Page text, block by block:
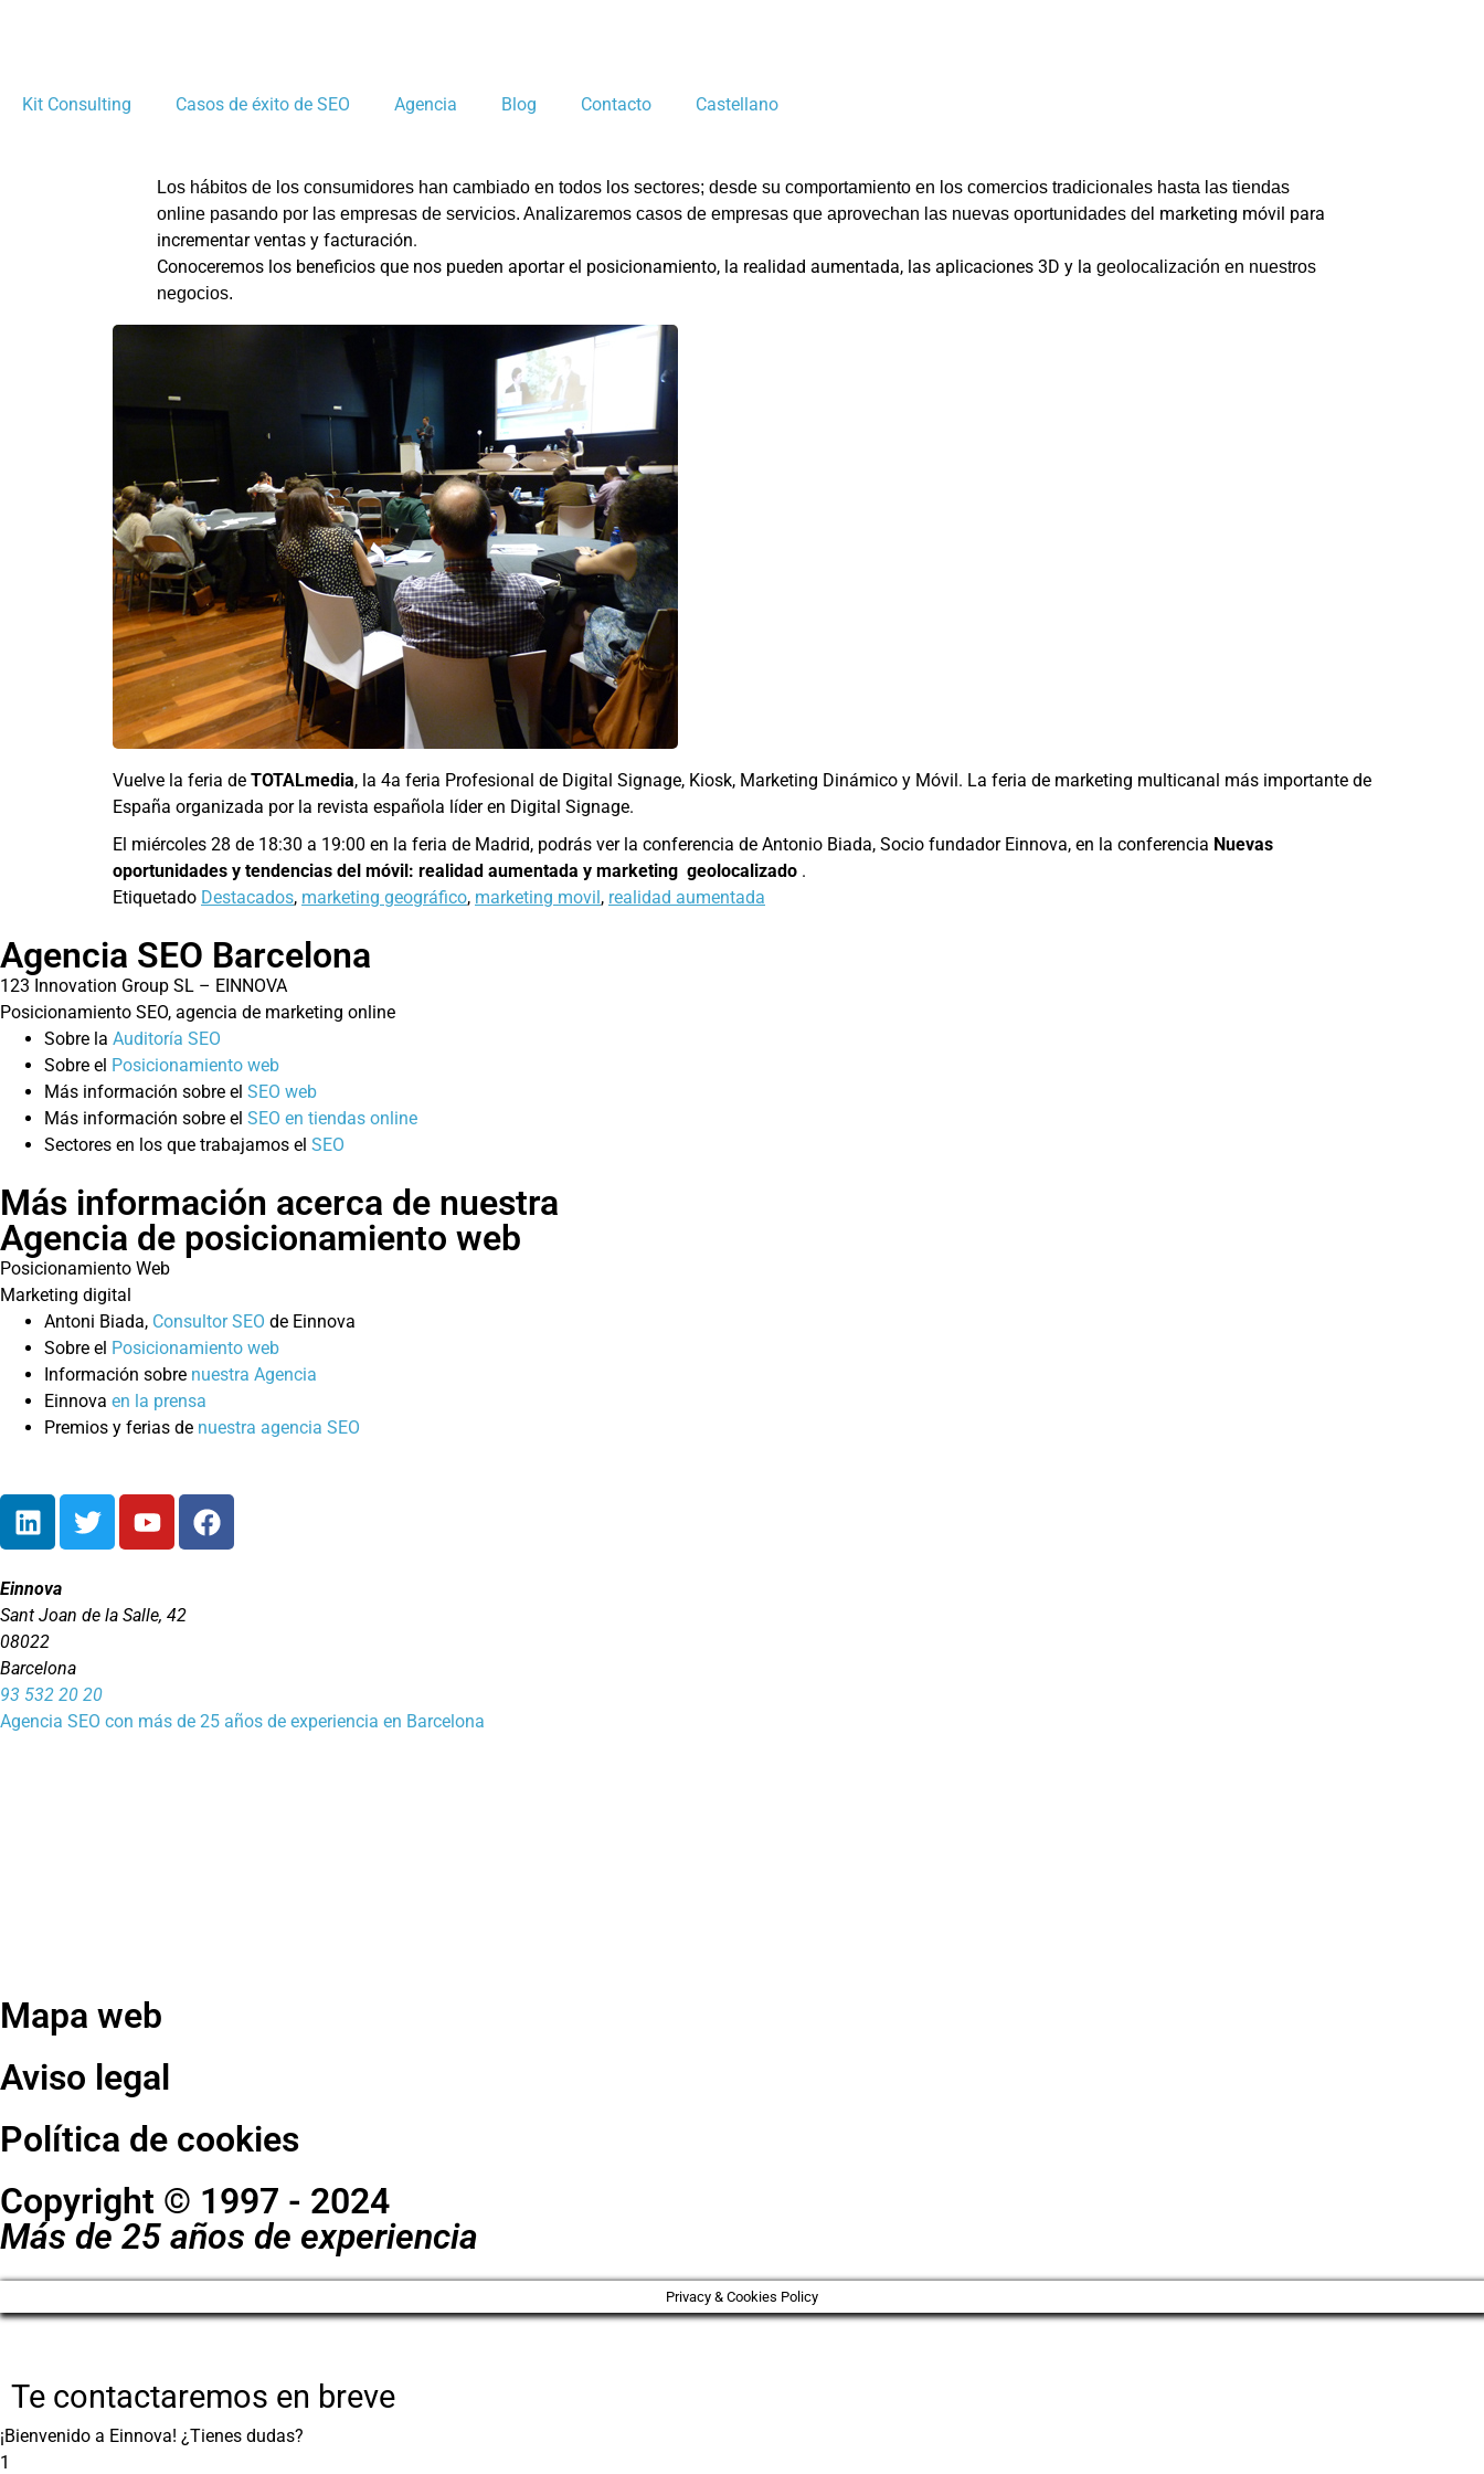
Kit Consulting Casos de éxito de SEO Agencia Blog Contacto Castellano
Los hábitos de los consumidores han cambiado en todos los sectores; desde su comportamiento en los comercios tradicionales hasta las tiendas
online pasando por las empresas de servicios. Analizaremos casos de empresas que aprovechan las nuevas oportunidades del marketing móvil para
incrementar ventas y facturación.
Conoceremos los beneficios que nos pueden aportar el posicionamiento, la realidad aumentada, las aplicaciones 3D y la geolocalización en nuestros
negocios.
Vuelve la feria de TOTALmedia, la 4a feria Profesional de Digital Signage, Kiosk, Marketing Dinámico y Móvil. La feria de marketing multicanal más importante de
España organizada por la revista española líder en Digital Signage.
El miércoles 28 de 18:30 a 19:00 en la feria de Madrid, podrás ver la conferencia de Antonio Biada, Socio fundador Einnova, en la conferencia Nuevas
oportunidades y tendencias del móvil: realidad aumentada y marketing geolocalizado .
Etiquetado Destacados, marketing geográfico, marketing movil, realidad aumentada
Agencia SEO Barcelona
123 Innovation Group SL – EINNOVA
Posicionamiento SEO, agencia de marketing online
Sobre la Auditoría SEO
Sobre el Posicionamiento web
Más información sobre el SEO web
Más información sobre el SEO en tiendas online
Sectores en los que trabajamos el SEO
Más información acerca de nuestra
Agencia de posicionamiento web
Posicionamiento Web
Marketing digital
Antoni Biada, Consultor SEO de Einnova
Sobre el Posicionamiento web
Información sobre nuestra Agencia
Einnova en la prensa
Premios y ferias de nuestra agencia SEO
Einnova
Sant Joan de la Salle, 42
08022
Barcelona
93 532 20 20
Agencia SEO con más de 25 años de experiencia en Barcelona
Mapa web
Aviso legal
Política de cookies
Copyright © 1997 - 2024
Más de 25 años de experiencia
Privacy & Cookies Policy
Te contactaremos en breve
¡Bienvenido a Einnova! ¿Tienes dudas?
1